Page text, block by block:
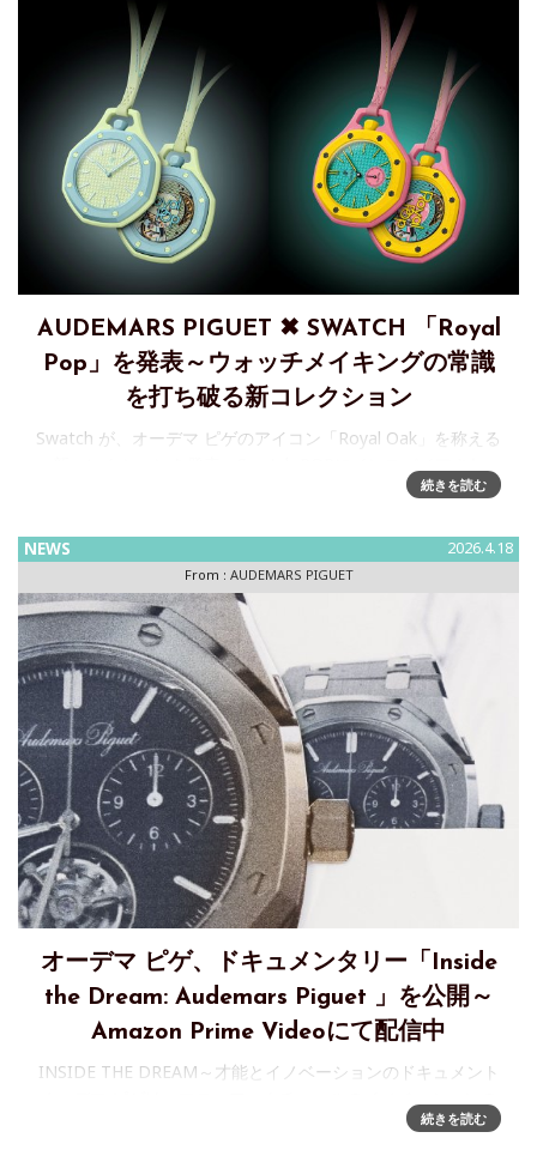
AUDEMARS PIGUET ✖ SWATCH 「Royal
Pop」を発表～ウォッチメイキングの常識
を打ち破る新コレクション
Swatch が、オーデマ ピゲのアイコン「Royal Oak」を称える
た、明るくカラフルなBioceramic のポケットウォッチを8 ス
続きを読む
NEWS 2026.4.18
From : AUDEMARS PIGUET
オーデマ ピゲ、ドキュメンタリー「Inside
the Dream: Audemars Piguet 」を公開～
Amazon Prime Videoにて配信中
INSIDE THE DREAM～才能とイノベーションのドキュメント
舞台裏に迫るドキュメンタリー「Inside the Dream」を2026
続きを読む